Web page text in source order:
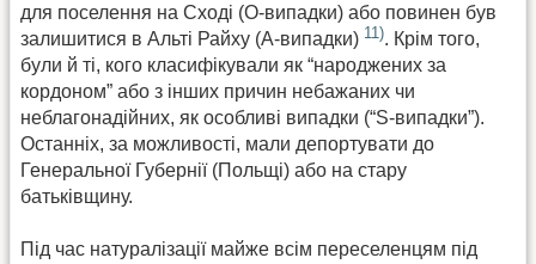
для поселення на Сході (О-випадки) або повинен був
залишитися в Альті Райху (А-випадки) 11). Крім того,
були й ті, кого класифікували як “народжених за
кордоном” або з інших причин небажаних чи
неблагонадійних, як особливі випадки (“S-випадки”).
Останніх, за можливості, мали депортувати до
Генеральної Губернії (Польщі) або на стару
батьківщину.
Під час натуралізації майже всім переселенцям під